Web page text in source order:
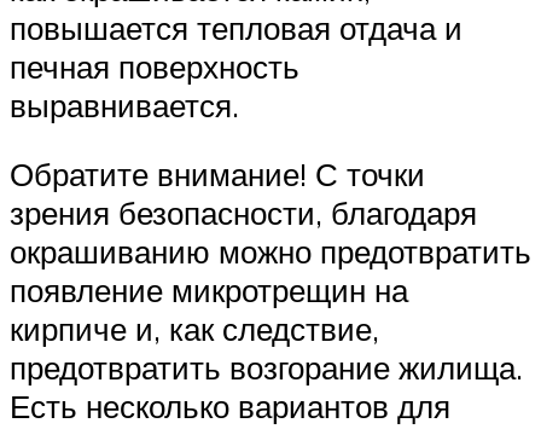
повышается тепловая отдача и
печная поверхность
выравнивается.
Обратите внимание! С точки
зрения безопасности, благодаря
окрашиванию можно предотвратить
появление микротрещин на
кирпиче и, как следствие,
предотвратить возгорание жилища.
Есть несколько вариантов для